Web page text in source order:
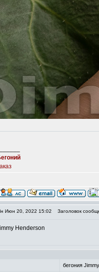
Июн 20, 2022 15:02 Заголовок
Henderson
бегония